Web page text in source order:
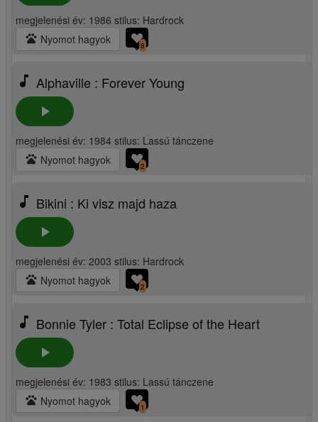
megjelenési év: 1986 stilus: Hardrock
pets Nyomot hagyok 8
music_note Alphaville : Forever Young
play_arrow
megjelenési év: 1984 stilus: Lassú tánczene
pets Nyomot hagyok 2
music_note Bikini : Ki visz majd haza
play_arrow
megjelenési év: 2003 stilus: Hardrock
pets Nyomot hagyok 2
music_note Bonnie Tyler : Total Eclipse of the Heart
play_arrow
megjelenési év: 1983 stilus: Lassú tánczene
pets Nyomot hagyok 1